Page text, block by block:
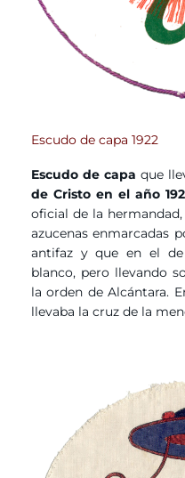
Escudo de capa 1922
Escudo de capa que
de Cristo en el año
oficial de la
azucenas enmarcadas
antifaz y que en el
blanco, pero llevando
la orden de Alcántara.
llevaba la cruz de la